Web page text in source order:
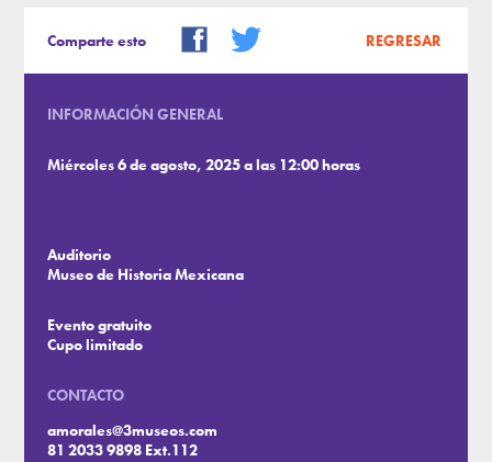
Comparte esto REGRESAR
INFORMACIÓN GENERAL
Miércoles 6 de agosto, 2025 a las 12:00 horas
Auditorio
Museo de Historia Mexicana
Evento gratuito
Cupo limitado
CONTACTO
amorales@3museos.com
81 2033 9898 Ext.112